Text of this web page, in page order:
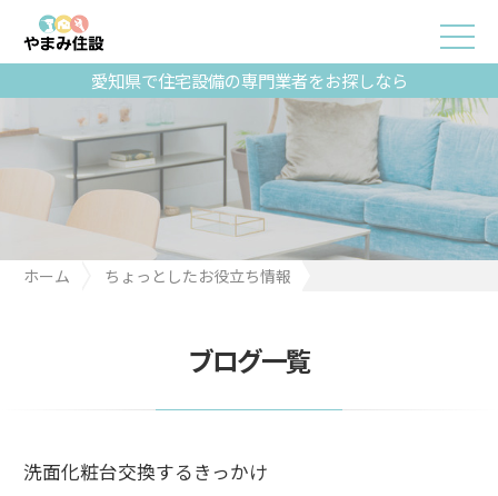
愛知県で住宅設備の専門業者をお探しなら
ホーム
ちょっとしたお役立ち情報
ブログ一覧
洗面化粧台交換するきっかけ